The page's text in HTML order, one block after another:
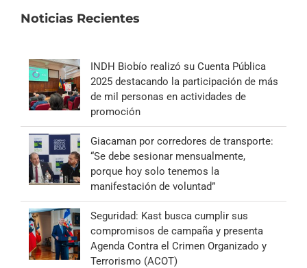
Noticias Recientes
INDH Biobío realizó su Cuenta Pública
2025 destacando la participación de más
de mil personas en actividades de
promoción
Giacaman por corredores de transporte:
“Se debe sesionar mensualmente,
porque hoy solo tenemos la
manifestación de voluntad”
Seguridad: Kast busca cumplir sus
compromisos de campaña y presenta
Agenda Contra el Crimen Organizado y
Terrorismo (ACOT)